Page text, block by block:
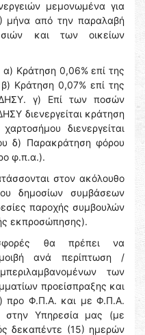
μεμονωμένα για
μήνα από την παραλαβή
και των οικείων
α) Κράτηση 0,06% επί της
Κράτηση 0,07% επί της
γ) Επί των ποσών
διενεργείται κράτηση
διενεργείται
δ) Παρακράτηση φόρου
φ.π.α.).
στον ακόλουθο
δημοσίων συμβάσεων
παροχής συμβουλών
εκπροσώπησης).
θα πρέπει να
ανά περίπτωση /
των
προείσπραξης και
προ Φ.Π.Α. και με Φ.Π.Α.
στην Υπηρεσία μας (με
δεκαπέντε (15) ημερών